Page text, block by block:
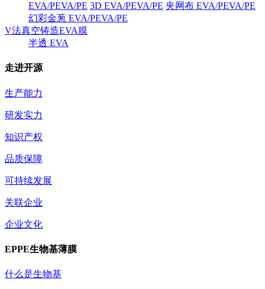
EVA/PEVA/PE 3D EVA/PEVA/PE 夹网布 EVA/PEVA/PE
幻彩金葱 EVA/PEVA/PE
V法真空铸造EVA膜
半透 EVA
走进开源
生产能力
研发实力
知识产权
品质保障
可持续发展
关联企业
企业文化
EPPE生物基薄膜
什么是生物基